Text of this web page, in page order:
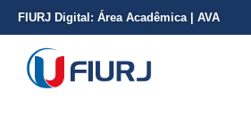
FIURJ Digital: Área Acadêmica AVA